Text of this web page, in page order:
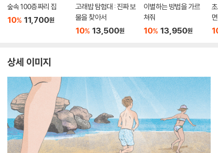
숲속 100층짜리 집
10% 11,700원
고래밥 탐험대 : 진짜 보
물을 찾아서
10% 13,500원
이별하는 방법을 가르
쳐줘
10% 13,950원
면
상세 이미지